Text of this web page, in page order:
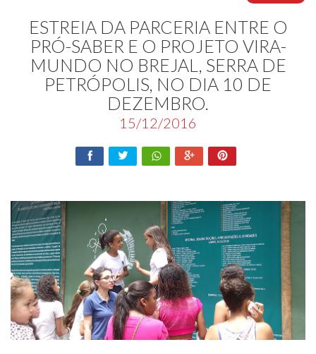
ESTREIA DA PARCERIA ENTRE O
PRÓ-SABER E O PROJETO VIRA-
MUNDO NO BREJAL, SERRA DE
PETRÓPOLIS, NO DIA 10 DE
DEZEMBRO.
15/12/2016